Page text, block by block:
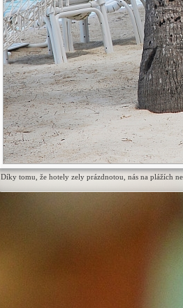
Díky tomu, že hotely zely prázdnotou, nás na plážích